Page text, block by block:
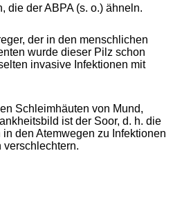
die der ABPA (s. o.) ähneln.
der in den menschlichen
wurde dieser Pilz schon
invasive Infektionen mit
Schleimhäuten von Mund,
ist der Soor, d. h. die
den Atemwegen zu Infektionen